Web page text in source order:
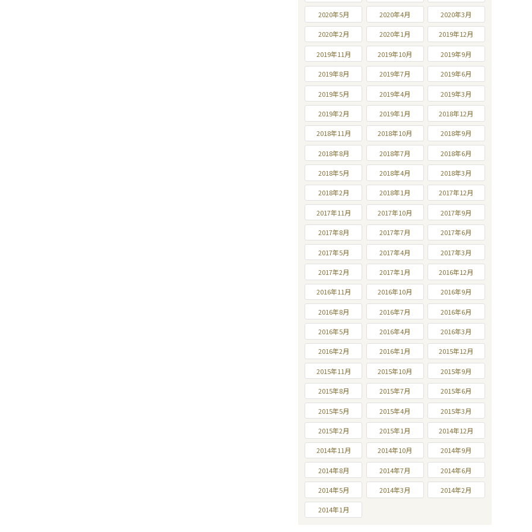
2020年5月 2020年4月 2020年3月
2020年2月 2020年1月 2019年12月
2019年11月 2019年10月 2019年9月
2019年8月 2019年7月 2019年6月
2019年5月 2019年4月 2019年3月
2019年2月 2019年1月 2018年12月
2018年11月 2018年10月 2018年9月
2018年8月 2018年7月 2018年6月
2018年5月 2018年4月 2018年3月
2018年2月 2018年1月 2017年12月
2017年11月 2017年10月 2017年9月
2017年8月 2017年7月 2017年6月
2017年5月 2017年4月 2017年3月
2017年2月 2017年1月 2016年12月
2016年11月 2016年10月 2016年9月
2016年8月 2016年7月 2016年6月
2016年5月 2016年4月 2016年3月
2016年2月 2016年1月 2015年12月
2015年11月 2015年10月 2015年9月
2015年8月 2015年7月 2015年6月
2015年5月 2015年4月 2015年3月
2015年2月 2015年1月 2014年12月
2014年11月 2014年10月 2014年9月
2014年8月 2014年7月 2014年6月
2014年5月 2014年3月 2014年2月
2014年1月